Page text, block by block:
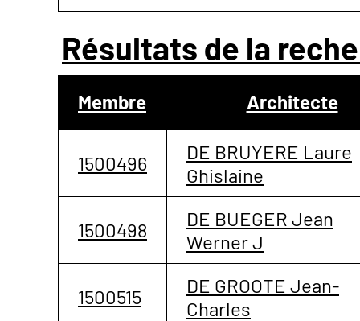
Résultats de la
Membre Architecte
1500496
DE BRUYERE Laure
Ghislaine
1500498
DE BUEGER Jean
Werner J
1500515
DE GROOTE Jean-
Charles